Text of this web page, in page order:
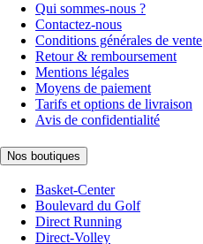
Qui sommes-nous ?
Contactez-nous
Conditions générales de vente
Retour & remboursement
Mentions légales
Moyens de paiement
Tarifs et options de livraison
Avis de confidentialité
Nos boutiques
Basket-Center
Boulevard du Golf
Direct Running
Direct-Volley